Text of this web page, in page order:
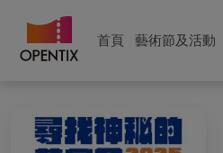
首頁 藝術節及活動